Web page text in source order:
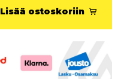
Lisää ostoskoriin